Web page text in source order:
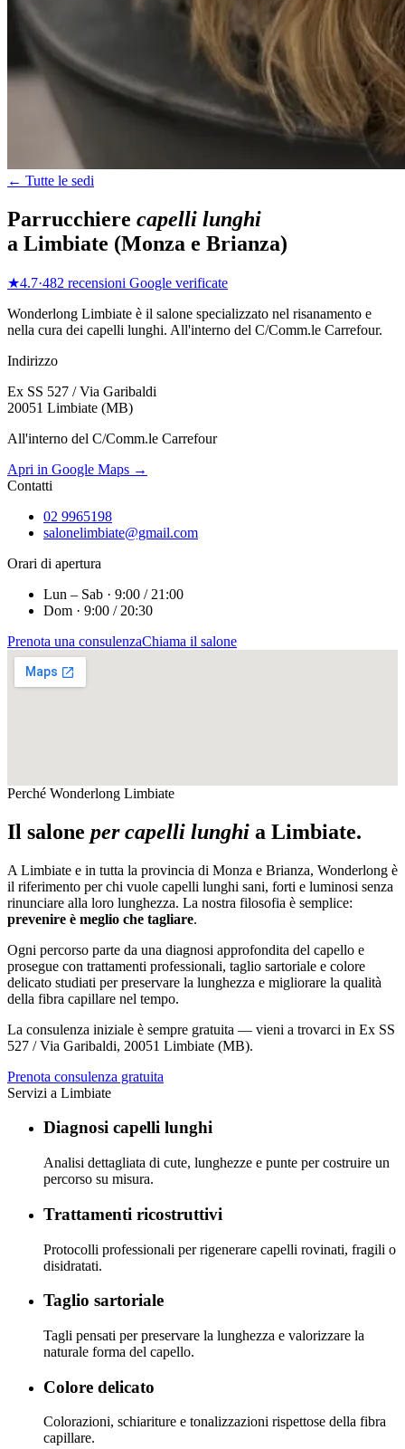
← Tutte le sedi
Parrucchiere capelli lunghi
a Limbiate (Monza e Brianza)
★4.7·482 recensioni Google verificate
Wonderlong Limbiate è il salone specializzato nel risanamento e
nella cura dei capelli lunghi. All'interno del C/Comm.le Carrefour.
Indirizzo
Ex SS 527 / Via Garibaldi
20051 Limbiate (MB)
All'interno del C/Comm.le Carrefour
Apri in Google Maps →
Contatti
02 9965198
salonelimbiate@gmail.com
Orari di apertura
Lun – Sab · 9:00 / 21:00
Dom · 9:00 / 20:30
Prenota una consulenzaChiama il salone
Perché Wonderlong Limbiate
Il salone per capelli lunghi a Limbiate.
A Limbiate e in tutta la provincia di Monza e Brianza, Wonderlong è
il riferimento per chi vuole capelli lunghi sani, forti e luminosi senza
rinunciare alla loro lunghezza. La nostra filosofia è semplice:
prevenire è meglio che tagliare.
Ogni percorso parte da una diagnosi approfondita del capello e
prosegue con trattamenti professionali, taglio sartoriale e colore
delicato studiati per preservare la lunghezza e migliorare la qualità
della fibra capillare nel tempo.
La consulenza iniziale è sempre gratuita — vieni a trovarci in Ex SS
527 / Via Garibaldi, 20051 Limbiate (MB).
Prenota consulenza gratuita
Servizi a Limbiate
Diagnosi capelli lunghi
Analisi dettagliata di cute, lunghezze e punte per costruire un
percorso su misura.
Trattamenti ricostruttivi
Protocolli professionali per rigenerare capelli rovinati, fragili o
disidratati.
Taglio sartoriale
Tagli pensati per preservare la lunghezza e valorizzare la
naturale forma del capello.
Colore delicato
Colorazioni, schiariture e tonalizzazioni rispettose della fibra
capillare.